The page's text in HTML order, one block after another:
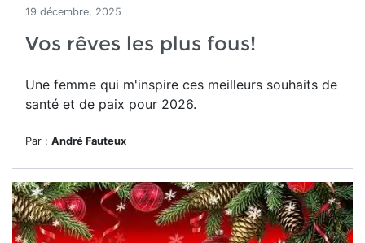
19 décembre, 2025
Vos rêves les plus fous!
Une femme qui m'inspire ces meilleurs souhaits de
santé et de paix pour 2026.
Par : André Fauteux